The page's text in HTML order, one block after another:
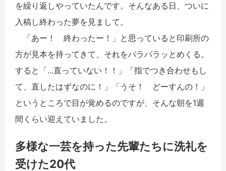
を繰り返しやっていたんです。そんなある日、ついに
入稿し終わった夢を見まして。
「あー！ 終わったー！」と思っていると印刷所の
方が見本を持ってきて、それをパラパラッとめくる。
すると「...直っていない！！」「指でつき合わせもし
て、直したはずなのに！」「うそ！ どーすんの！」
というところで目が覚めるのですが、そんな朝を1週
間くらい迎えていました。
多様な一芸を持った先輩たちに洗礼を
受けた20代